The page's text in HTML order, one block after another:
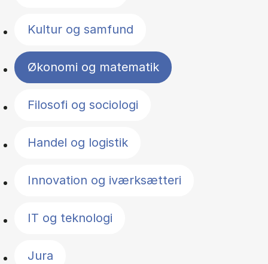
Kultur og samfund
Økonomi og matematik
Filosofi og sociologi
Handel og logistik
Innovation og iværksætteri
IT og teknologi
Jura